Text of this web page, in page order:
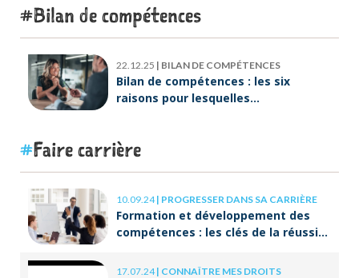
Bilan de compétences
22.12.25 | BILAN DE COMPÉTENCES
Bilan de compétences : les six
raisons pour lesquelles
Faire carrière
10.09.24| PROGRESSER DANS SA CARRIÈRE
Formation et développement des
compétences : les clés de la réussite
17.07.24| CONNAÎTRE MES DROITS